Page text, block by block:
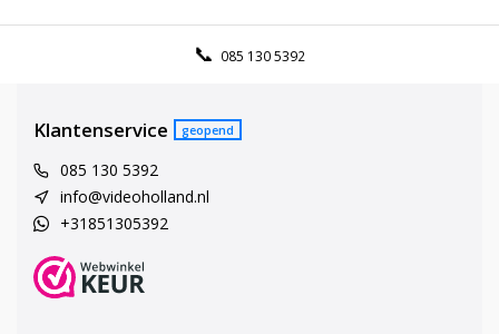
085 130 5392
Klantenservice geopend
085 130 5392
info@videoholland.nl
+31851305392